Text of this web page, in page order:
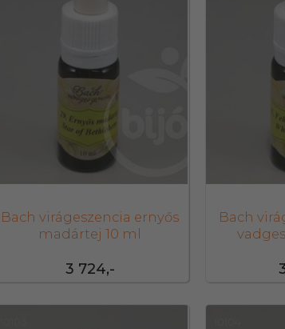
3 724,-
Bach virágeszencia ernyős
madártej 10 ml
Bach